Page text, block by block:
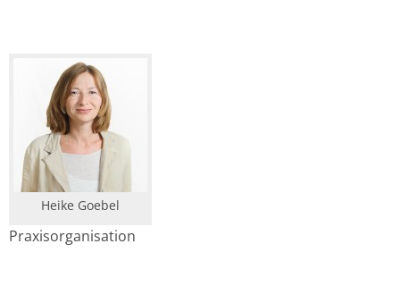
Heike Goebel
Praxisorganisation